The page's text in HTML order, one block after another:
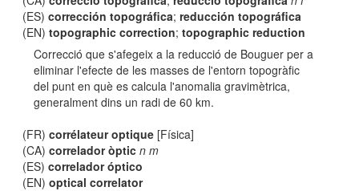
(ES)corrección topográfica;reducción topográfica
(EN)topographic correction;topographic reduction
Correcció que s'afegeix a la reducció de Bouguer per a
eliminar l'efecte de les masses de l'entorn topogràfic
del punt en què es calcula l'anomalia gravimètrica,
generalment dins un radi de 60 km.
(FR)corrélateur optique [Física]
(CA)correlador òptic n m
(ES)correlador óptico
(EN)optical correlator